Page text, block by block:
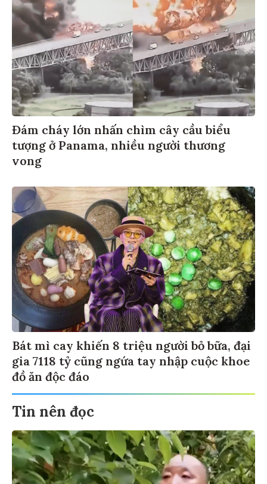
Đám cháy lớn nhấn chìm cây cầu biểu
tượng ở Panama, nhiều người thương
vong
Bát mì cay khiến 8 triệu người bỏ bữa, đại
gia 7118 tỷ cũng ngứa tay nhập cuộc khoe
đồ ăn độc đáo
Tin nên đọc